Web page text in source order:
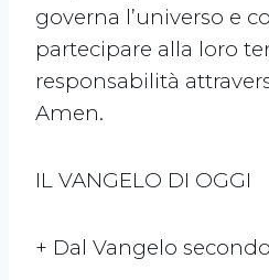
governa l’universo e
partecipare alla loro
responsabilità
Amen.
IL VANGELO DI OGGI
+ Dal Vangelo